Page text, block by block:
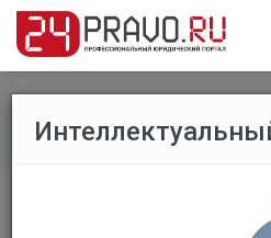
Все публикации / Уголовное